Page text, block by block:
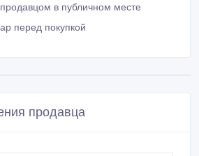
в публичном месте
перед покупкой
продавца